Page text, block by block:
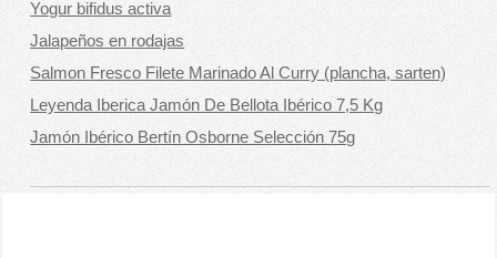
Yogur bifidus activa
Jalapeños en rodajas
Salmon Fresco Filete Marinado Al Curry (plancha, sarten)
Leyenda Iberica Jamón De Bellota Ibérico 7,5 Kg
Jamón Ibérico Bertín Osborne Selección 75g